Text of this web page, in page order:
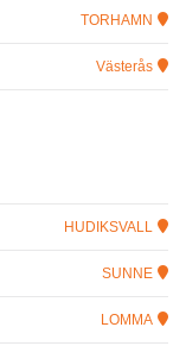
TORHAMN
Västerås
HUDIKSVALL
SUNNE
LOMMA